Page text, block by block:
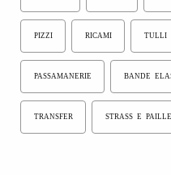
PIZZI RICAMI TULLI
PASSAMANERIE BANDE
TRANSFER STRASS E